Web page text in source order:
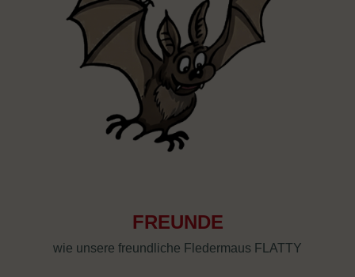
FREUNDE
wie unsere freundliche Fledermaus FLATTY